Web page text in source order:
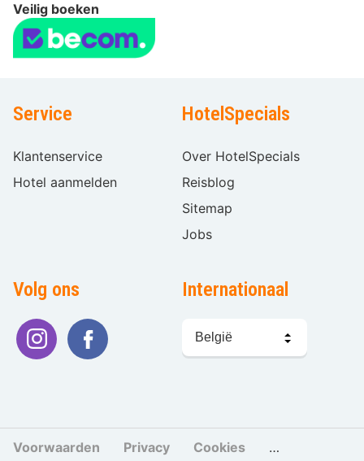
Veilig boeken
Service
Klantenservice
Hotel aanmelden
HotelSpecials
Over HotelSpecials
Reisblog
Sitemap
Jobs
Volg ons Internationaal
kiezen
Voorwaarden Privacy Cookies Cookies